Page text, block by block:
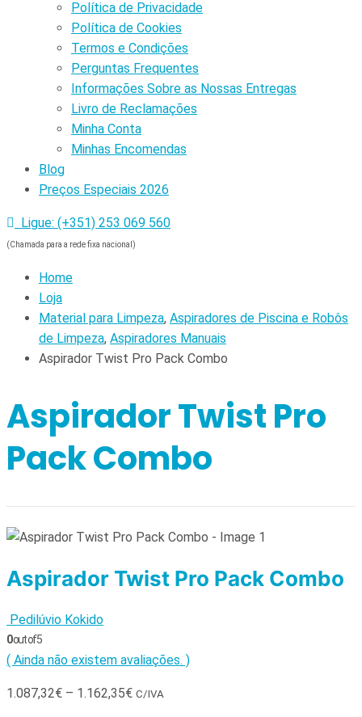
Política de Privacidade
Política de Cookies
Termos e Condições
Perguntas Frequentes
Informações Sobre as Nossas Entregas
Livro de Reclamações
Minha Conta
Minhas Encomendas
Blog
Preços Especiais 2026
Ligue: (+351) 253 069 560
(Chamada para a rede fixa nacional)
Home
Loja
Material para Limpeza, Aspiradores de Piscina e Robôs
de Limpeza, Aspiradores Manuais
Aspirador Twist Pro Pack Combo
Aspirador Twist Pro
Pack Combo
Aspirador Twist Pro Pack Combo
Pedilúvio Kokido
0out of 5
( Ainda não existem avaliações. )
1.087,32€ – 1.162,35€ C/IVA